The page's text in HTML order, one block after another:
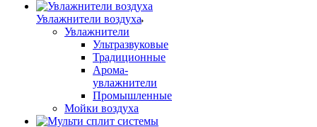
Увлажнители воздуха
Увлажнители
Ультразвуковые
Традиционные
Арома-
увлажнители
Промышленные
Мойки воздуха